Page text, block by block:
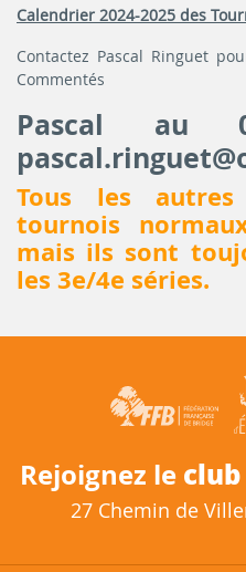
Calendrier 2024-2025 des
Contactez Pascal Ringuet
Commentés
Pascal au
Tous les
tournois
mais ils sont
les 3e/4e séries.
Rejoignez le
27 Chemin de